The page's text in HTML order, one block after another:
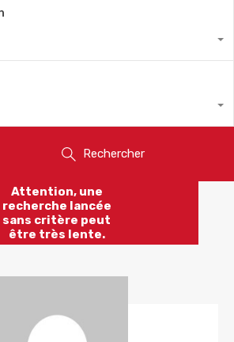
Rechercher
Attention, une
recherche lancée
sans critère peut
être très lente.